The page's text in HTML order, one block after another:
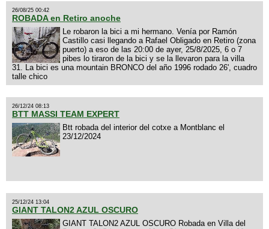
26/08/25 00:42
ROBADA en Retiro anoche
Le robaron la bici a mi hermano. Venía por Ramón
Castillo casi llegando a Rafael Obligado en Retiro (zona
puerto) a eso de las 20:00 de ayer, 25/8/2025, 6 o 7
pibes lo tiraron de la bici y se la llevaron para la villa
31. La bici es una mountain BRONCO del año 1996 rodado 26', cuadro
talle chico
26/12/24 08:13
BTT MASSI TEAM EXPERT
Btt robada del interior del cotxe a Montblanc el
23/12/2024
25/12/24 13:04
GIANT TALON2 AZUL OSCURO
GIANT TALON2 AZUL OSCURO Robada en Villa del